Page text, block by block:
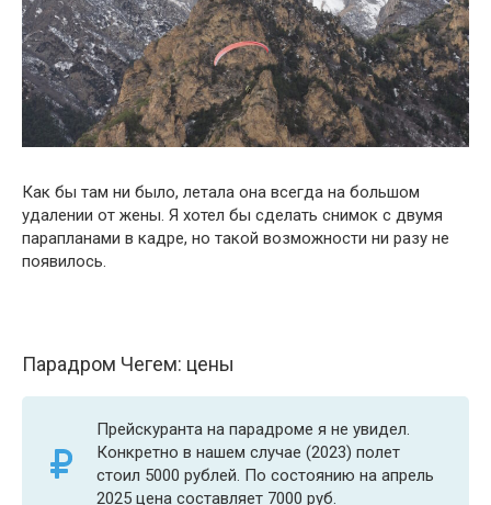
Как бы там ни было, летала она всегда на большом
удалении от жены. Я хотел бы сделать снимок с двумя
парапланами в кадре, но такой возможности ни разу не
появилось.
Парадром Чегем: цены
Прейскуранта на парадроме я не увидел.
Конкретно в нашем случае (2023) полет
стоил 5000 рублей. По состоянию на апрель
2025 цена составляет 7000 руб.